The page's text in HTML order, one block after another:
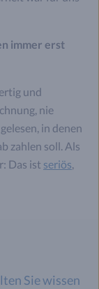
immer erst
und
nie
in denen
zahlen soll. Als
Das ist seriös,
Sie wissen